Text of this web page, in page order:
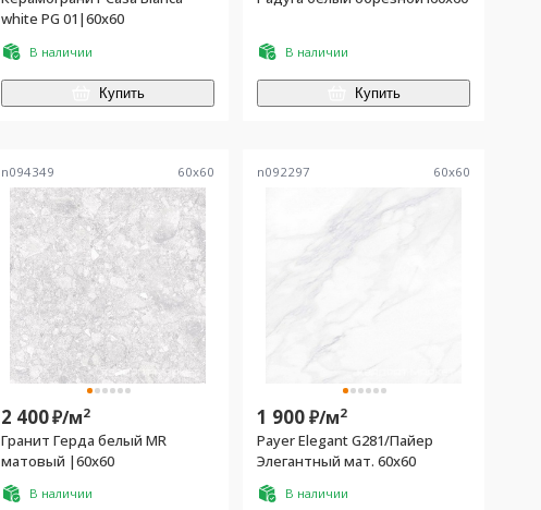
white PG 01|60x60
В наличии
Купить
В наличии
Купить
n094349 60x60
2 400₽/м2
Гранит Герда белый MR
матовый |60x60
В наличии
n092297 60x60
1 900₽/м2
Payer Elegant G281/Пайер
Элегантный мат. 60x60
В наличии